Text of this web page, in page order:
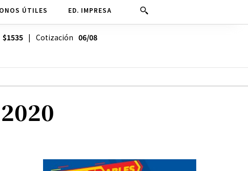
ÚTILES ED. IMPRESA
$1535| Cotización 06/08